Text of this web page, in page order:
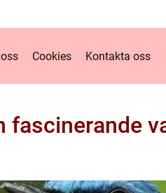
Cookies Kontakta oss
fascinerande